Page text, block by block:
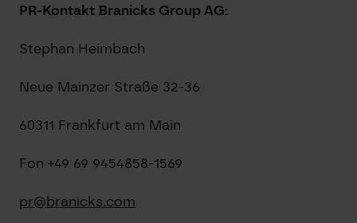
PR-Kontakt Branicks Group AG:
Stephan Heimbach
Neue Mainzer Straße 32-36
60311 Frankfurt am Main
Fon +49 69 9454858-1569
pr@branicks.com